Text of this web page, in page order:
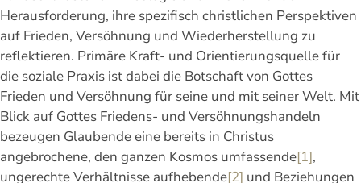
Herausforderung, ihre spezifisch christlichen Perspektiven
auf Frieden, Versöhnung und Wiederherstellung zu
reflektieren. Primäre Kraft- und Orientierungsquelle für
die soziale Praxis ist dabei die Botschaft von Gottes
Frieden und Versöhnung für seine und mit seiner Welt. Mit
Blick auf Gottes Friedens- und Versöhnungshandeln
bezeugen Glaubende eine bereits in Christus
angebrochene, den ganzen Kosmos umfassende[1],
ungerechte Verhältnisse aufhebende[2] und Beziehungen